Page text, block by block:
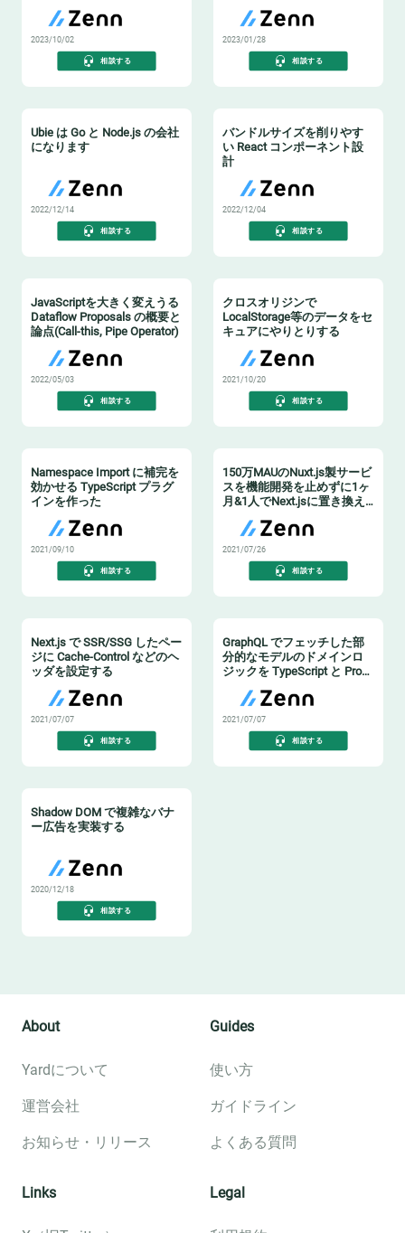
2023/10/02
相談する
2023/01/28
相談する
Ubie は Go と Node.js の会社
になります
2022/12/14
相談する
バンドルサイズを削りやす
い React コンポーネント設
計
2022/12/04
相談する
JavaScriptを大きく変えうる
Dataflow Proposals の概要と
論点(Call-this, Pipe Operator)
2022/05/03
相談する
クロスオリジンで
LocalStorage等のデータをセ
キュアにやりとりする
2021/10/20
相談する
Namespace Import に補完を
効かせる TypeScript プラグ
インを作った
2021/09/10
相談する
150万MAUのNuxt.js製サービ
スを機能開発を止めずに1ヶ
月&1人でNext.jsに置き換え
2021/07/26
相談する
Next.js で SSR/SSG したペー
ジに Cache-Control などのヘ
ッダを設定する
2021/07/07
相談する
GraphQL でフェッチした部
分的なモデルのドメインロ
ジックを TypeScript と Proxy
2021/07/07
相談する
Shadow DOM で複雑なバナ
ー広告を実装する
2020/12/18
相談する
About
Yardについて
運営会社
お知らせ・リリース
Guides
使い方
ガイドライン
よくある質問
Links Legal